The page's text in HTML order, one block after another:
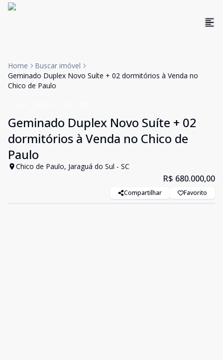
Home
Buscar imóvel
Geminado Duplex Novo Suíte + 02 dormitórios à Venda no
Chico de Paulo
Geminado Duplex Novo Suíte + 02
dormitórios à Venda no Chico de
Paulo
Chico de Paulo, Jaraguá do Sul - SC
R$ 680.000,00
Compartilhar Favorito